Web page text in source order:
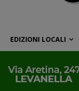
EDIZIONI LOCALI